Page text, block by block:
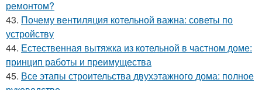
ремонтом?
43. Почему вентиляция котельной важна: советы по
устройству
44. Естественная вытяжка из котельной в частном доме:
принцип работы и преимущества
45. Все этапы строительства двухэтажного дома: полное